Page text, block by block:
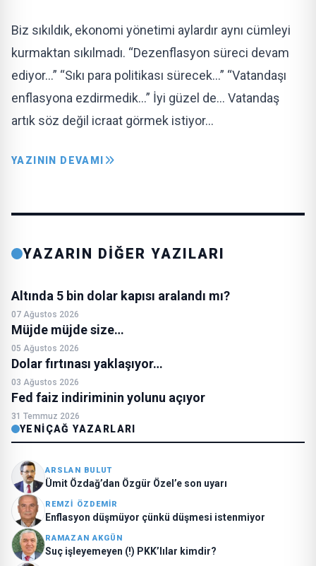
Biz sıkıldık, ekonomi yönetimi aylardır aynı cümleyi
kurmaktan sıkılmadı. “Dezenflasyon süreci devam
ediyor…” “Sıkı para politikası sürecek…” “Vatandaşı
enflasyona ezdirmedik…” İyi güzel de… Vatandaş
artık söz değil icraat görmek istiyor…
YAZININ DEVAMI
YAZARIN DİĞER YAZILARI
Altında 5 bin dolar kapısı aralandı mı?
07 Ağustos 2026
Müjde müjde size…
05 Ağustos 2026
Dolar fırtınası yaklaşıyor…
03 Ağustos 2026
Fed faiz indiriminin yolunu açıyor
31 Temmuz 2026
YENIÇAĞ YAZARLARI
ARSLAN BULUT
Ümit Özdağ’dan Özgür Özel’e son uyarı
REMZI ÖZDEMİR
Enflasyon düşmüyor çünkü düşmesi istenmiyor
RAMAZAN AKGÜN
Suç işleyemeyen (!) PKK’lılar kimdir?